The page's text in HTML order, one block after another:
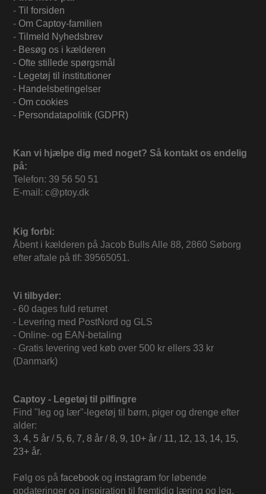
- Til forsiden
- Om Captoy-familien
- Tilmeld Nyhedsbrev
- Besøg os i kælderen
- Ofte stillede spørgsmål
- Legetøj til institutioner
- Handelsbetingelser
- Om cookies
- Persondatapolitik (GDPR)
Kan vi hjælpe dig med noget? Så kontakt os endelig
på:
Telefon: 39 56 50 51
E-mail: c@ptoy.dk
Kig forbi:
Åbent i kælderen på Jacob Bulls Alle 88, 2860 Søborg
efter aftale på tlf: 39565051.
Vi tilbyder:
- 60 dages fuld returret
- Levering med PostNord og GLS
- Online- og EAN-betaling
- Gratis levering ved køb over 500 kr ellers 33 kr
(Danmark)
Captoy - Legetøj til pilfingre
Find "leg og lær"-legetøj til børn, piger og drenge efter
alder:
3, 4, 5 år / 5, 6, 7, 8 år /8, 9, 10+ år / 11, 12, 13, 14, 15,
23+ år.
Følg os på facebook og instagram for løbende
opdateringer og inspiration til fremtidig læring og leg.